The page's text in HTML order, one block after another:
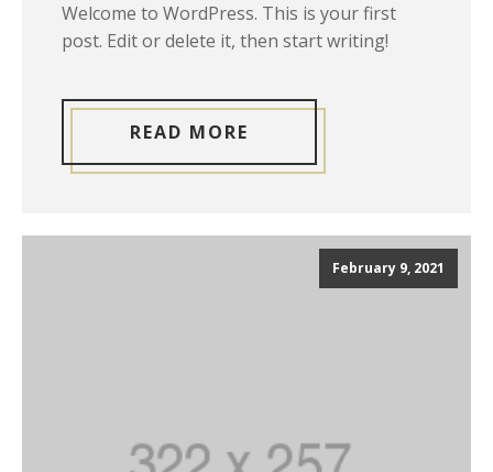
Welcome to WordPress. This is your first
post. Edit or delete it, then start writing!
READ MORE
February 9, 2021